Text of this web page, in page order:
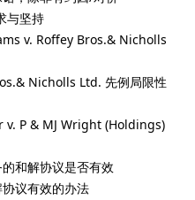
与坚持
v. Roffey Bros.& Nicholls
Nicholls Ltd. 先例局限性
v. P & MJ Wright (Holdings)
和解协议是否有效
议有效的办法